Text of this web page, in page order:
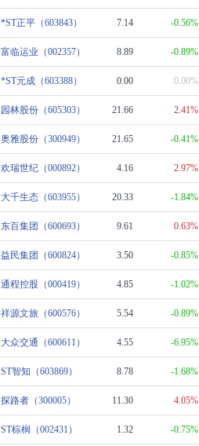
*ST正平（603843） 7.14 -0.56%
富临运业（002357） 8.89 -0.89%
*ST元成（603388） 0.00 0.00%
园林股份（605303） 21.66 2.41%
奥雅股份（300949） 21.65 -0.41%
欢瑞世纪（000892） 4.16 2.97%
大千生态（603955） 20.33 -1.84%
东百集团（600693） 9.61 0.63%
益民集团（600824） 3.50 -0.85%
通程控股（000419） 4.85 -1.02%
祥源文旅（600576） 5.54 -0.89%
大众交通（600611） 4.55 -6.95%
ST智知（603869） 8.78 -1.68%
探路者（300005） 11.30 4.05%
ST棕榈（002431） 1.32 -0.75%